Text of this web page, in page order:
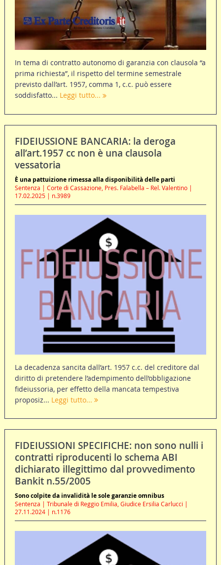
In tema di contratto autonomo di garanzia con clausola “a
prima richiesta”, il rispetto del termine semestrale
previsto dall’art. 1957, comma 1, c.c. può essere
soddisfatto... Leggi tutto...
FIDEIUSSIONE BANCARIA: la deroga
all’art.1957 cc non è una clausola
vessatoria
È una pattuizione rimessa alla disponibilità delle parti
Sentenza | Corte di Cassazione, Pres. Falabella – Rel. Valentino |
17.02.2025 | n.3989
La decadenza sancita dall’art. 1957 c.c. del creditore dal
diritto di pretendere l’adempimento dell’obbligazione
fideiussoria, per effetto della mancata tempestiva
proposiz... Leggi tutto...
FIDEIUSSIONI SPECIFICHE: non sono nulli i
contratti riproducenti lo schema ABI
dichiarato illegittimo dal provvedimento
Bankit n.55/2005
Sono colpite da invalidità le sole garanzie omnibus
Sentenza | Tribunale di Reggio Emilia, Giudice Ersilia Carlucci |
27.11.2024 | n.1176